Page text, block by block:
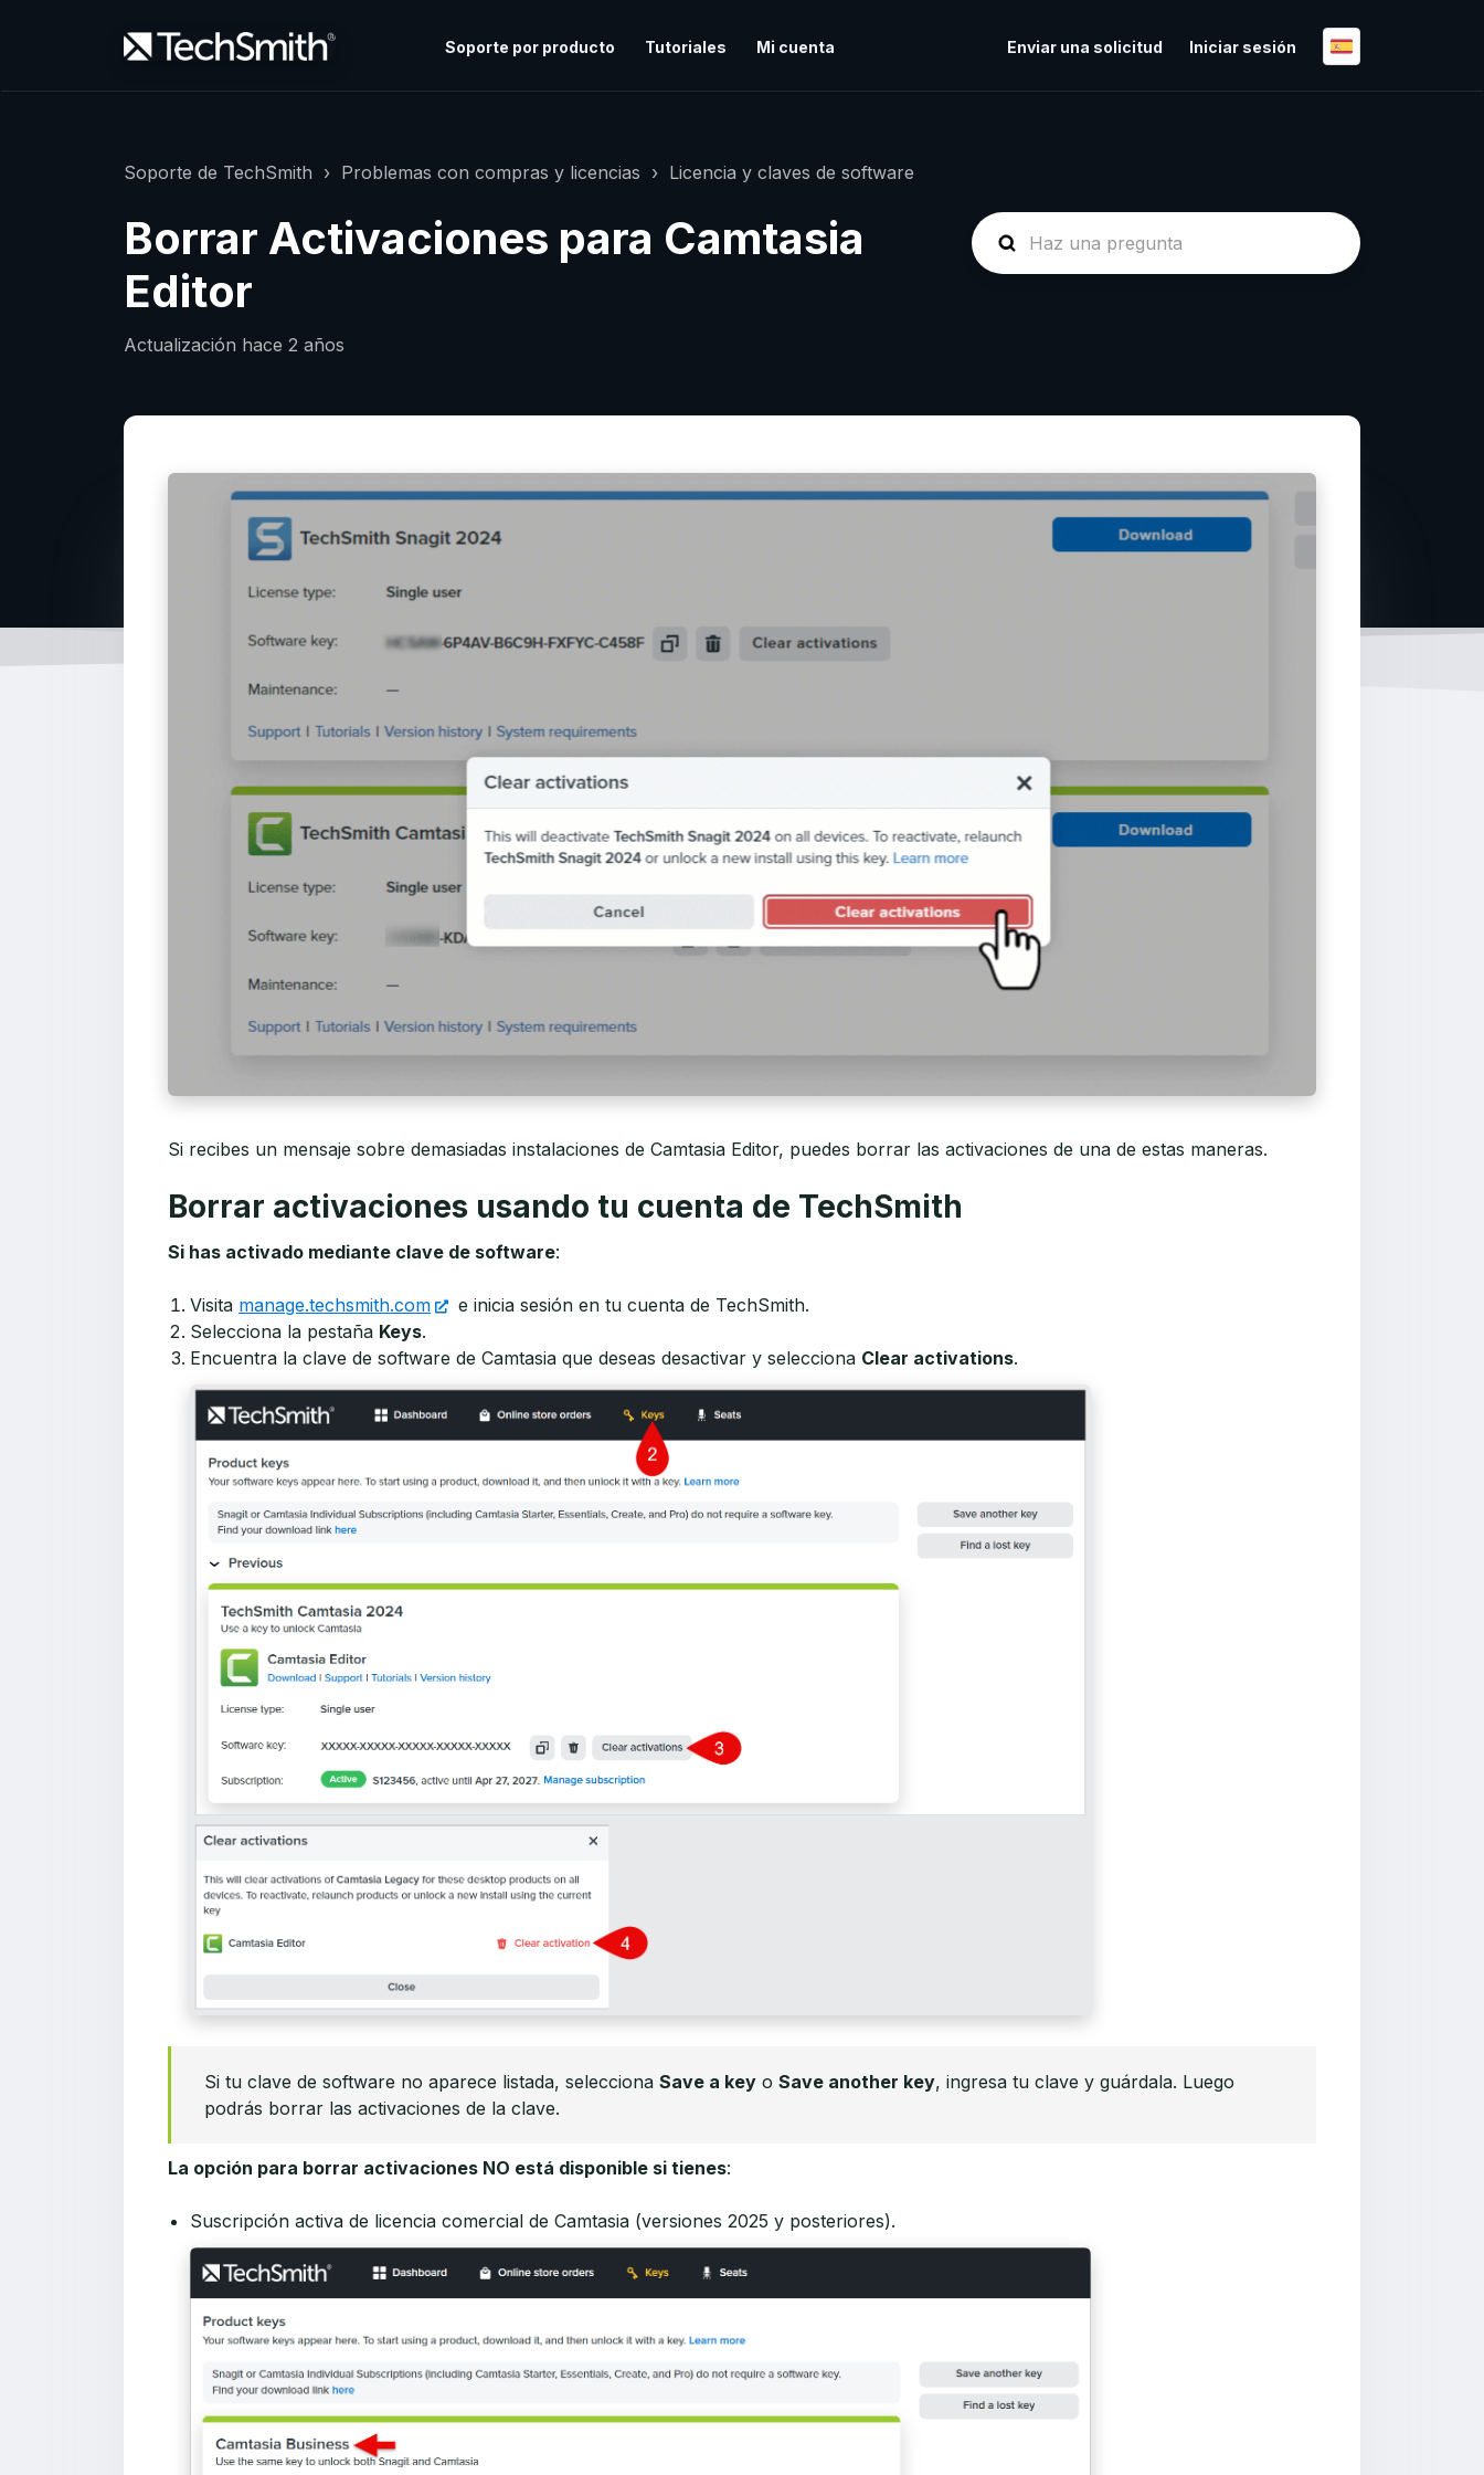
Soporte por producto Tutoriales Mi cuenta Enviar una solicitud Iniciar sesión
Soporte de TechSmith Problemas con compras y licencias Licencia y claves de software
Borrar Activaciones para Camtasia
Editor
Actualización hace 2 años
Si recibes un mensaje sobre demasiadas instalaciones de Camtasia Editor, puedes borrar las activaciones de una de estas maneras.
Borrar activaciones usando tu cuenta de TechSmith
Si has activado mediante clave de software:
Visita manage.techsmith.com
e inicia sesión en tu cuenta de TechSmith.
Selecciona la pestaña Keys.
Encuentra la clave de software de Camtasia que deseas desactivar y selecciona Clear activations.
Si tu clave de software no aparece listada, selecciona Save a key o Save another key, ingresa tu clave y guárdala. Luego
podrás borrar las activaciones de la clave.
La opción para borrar activaciones NO está disponible si tienes:
Suscripción activa de licencia comercial de Camtasia (versiones 2025 y posteriores).